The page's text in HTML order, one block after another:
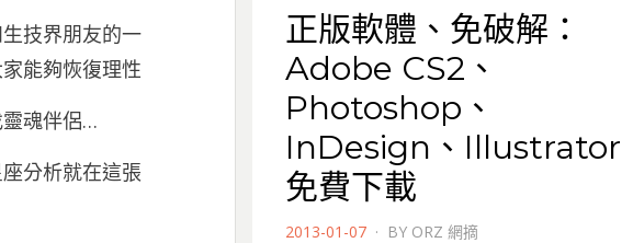
正版軟體、免破解：
Adobe CS2、
Photoshop、
InDesign、Illustrator
免費下載
POSTED
2013-01-07 BY ORZ 網摘
技界朋友的一
能夠恢復理性
魂伴侶…
分析就在這張